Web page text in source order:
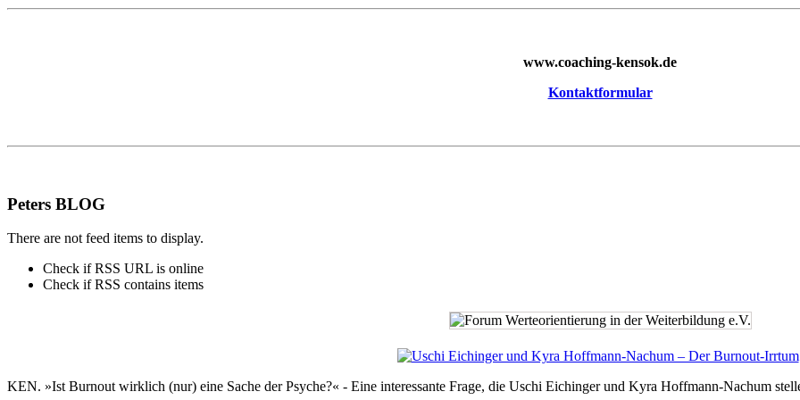
www.coaching-kensok.de
Kontaktformular
Peters BLOG
There are not feed items to display.
Check if RSS URL is online
Check if RSS contains items
KEN. »Ist Burnout wirklich (nur) eine Sache der Psyche?« - Eine interessante Frage, die Uschi Eichinger und Kyra Hoffmann-Nachum